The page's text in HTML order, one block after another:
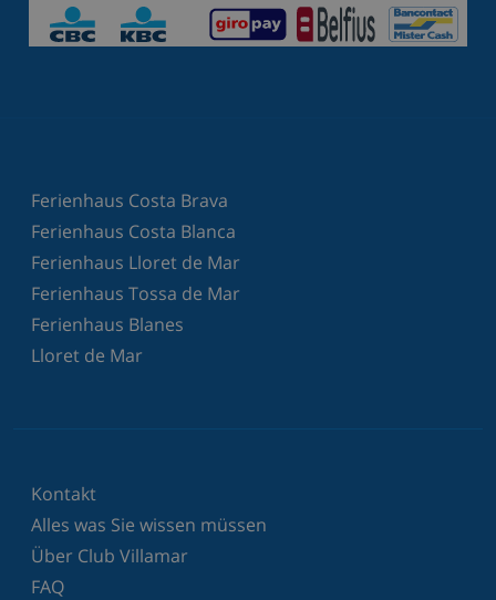
Ferienhaus Costa Brava
Ferienhaus Costa Blanca
Ferienhaus Lloret de Mar
Ferienhaus Tossa de Mar
Ferienhaus Blanes
Lloret de Mar
Kontakt
Alles was Sie wissen müssen
Über Club Villamar
FAQ